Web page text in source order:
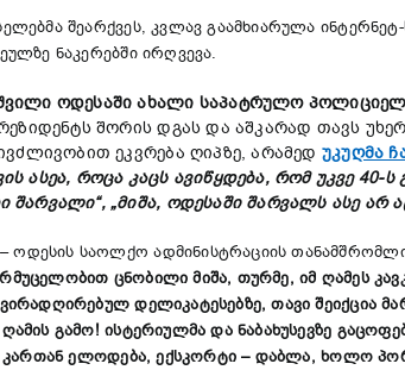
შეარქვეს, კვლავ გაამხიარულა
ნაკერებში ირღვევა.
ოდესაში ახალი საპატრულო
შორის დგას და აშკარად თავს
ეკვრება ღიპზე, არამედ უკუღმა
ასეა, როცა კაცს ავიწყდება, რომ უკვე 40-
„მიშა, ოდესაში შარვალს ასე არ
საოლქო ადმინისტრაციის
ცნობილი მიშა, თურმე, იმ ღამეს
დელიკატესებზე, თავი
გამო! ისტერიულმა და ნაბახუსევზე
კართან ელოდება, ექსკორტი – დაბლა, ხოლო